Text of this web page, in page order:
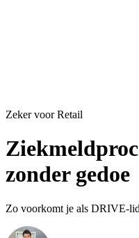
Zeker voor Retail
zonder gedoe
Zo voorkomt je als DRIVE-